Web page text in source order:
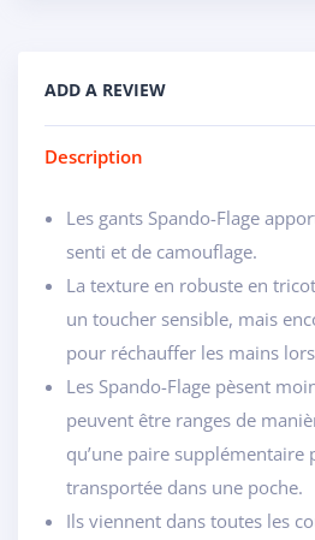
ADD A REVIEW
Description
Les gants Spando-Flage
senti et de camouflage.
La texture en robuste en
un toucher sensible, mais
pour réchauffer les mains
Les Spando-Flage pèsent
peuvent être ranges de
qu’une paire supplémentaire
transportée dans une poche.
Ils viennent dans toutes les